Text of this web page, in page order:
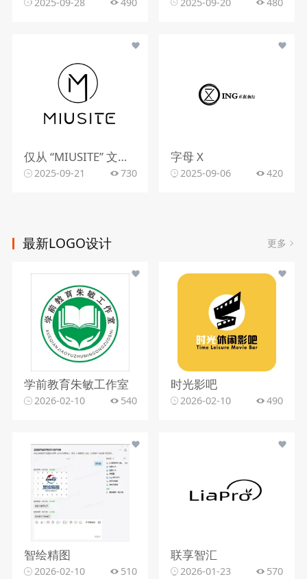
仅从 “MIUSITE” 文字和字母 “M” 的图形标识，难以精准判断行业。
2025-09-21 730
字母 X
2025-09-06 420
最新LOGO设计 更多
学前教育朱敏工作室
2026-02-10 540
时光影吧
2026-02-10 490
智绘精图
2026-02-10 510
联享智汇
2026-01-23 570